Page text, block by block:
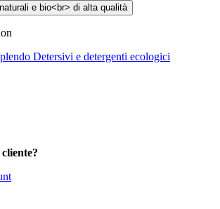
Detersivi e detergenti ecologici